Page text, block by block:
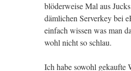
blöderweise Mal aus
dämlichen Serverkey bei
einfach wissen was man
wohl nicht so schlau.
Ich habe sowohl gekaufte